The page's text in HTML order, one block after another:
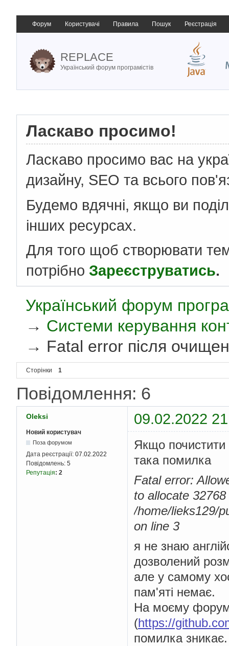
Форум Користувачі Правила Пошук Реєстрація
REPLACE
Український форум програмістів
Ласкаво просимо!
Ласкаво просимо вас на
дизайну, SEO та всього
Будемо вдячні, якщо ви
інших ресурсах.
Для того щоб створювати
потрібно Зареєструватись.
Український форум
→ Системи керування
→ Fatal error після
Сторінки 1
Повідомлення: 6
Oleksi 09.02.2022
Новий користувач
Поза форумом
Дата реєстрації: 07.02.2022
Повідомлень: 5
Репутація: 2
Якщо почистити
така помилка
Fatal error:
to allocate
/home/lieks129/
on line 3
я не знаю
дозволений
але у самому
пам'яті немає.
На моєму
(https://
помилка